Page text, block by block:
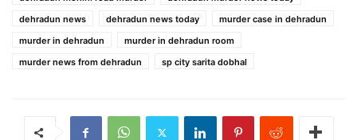
dehradun news
dehradun news today
murder case in dehradun
murder in dehradun
murder in dehradun room
murder news from dehradun
sp city sarita dobhal